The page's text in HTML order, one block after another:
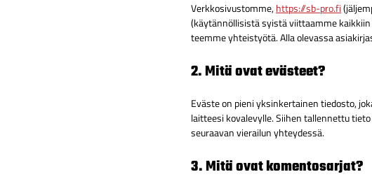
Verkkosivustomme,https://sb-pro.fi
(käytännöllisistä syistä viittaamme
teemme yhteistyötä. Alla olevassa
2. Mitä ovat evästeet?
Eväste on pieni yksinkertainen tiedosto,
laitteesi kovalevylle. Siihen tallennettu
seuraavan vierailun yhteydessä.
3. Mitä ovat komentosarjat?